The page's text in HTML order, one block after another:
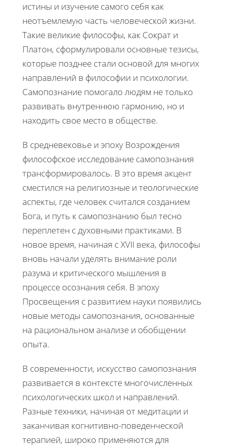
истины и изучение самого себя как
неотъемлемую часть человеческой жизни.
Такие великие философы, как Сократ и
Платон, сформулировали основные тезисы,
которые позднее стали основой для многих
направлений в философии и психологии.
Самопознание помогало людям не только
развивать внутреннюю гармонию, но и
находить свое место в обществе.
В средневековье и эпоху Возрождения
философское исследование самопознания
трансформировалось. В это время акцент
сместился на религиозные и теологические
аспекты, где человек считался созданием
Бога, и путь к самопознанию был тесно
переплетен с духовными практиками. В
новое время, начиная с XVII века, философы
вновь начали уделять внимание роли
разума и критического мышления в
процессе осознания себя. В эпоху
Просвещения с развитием науки появились
новые методы самопознания, основанные
на рациональном анализе и обобщении
опыта.
В современности, искусство самопознания
развивается в контексте многочисленных
психологических школ и направлений.
Разные техники, начиная от медитации и
заканчивая когнитивно-поведенческой
терапией, широко применяются для